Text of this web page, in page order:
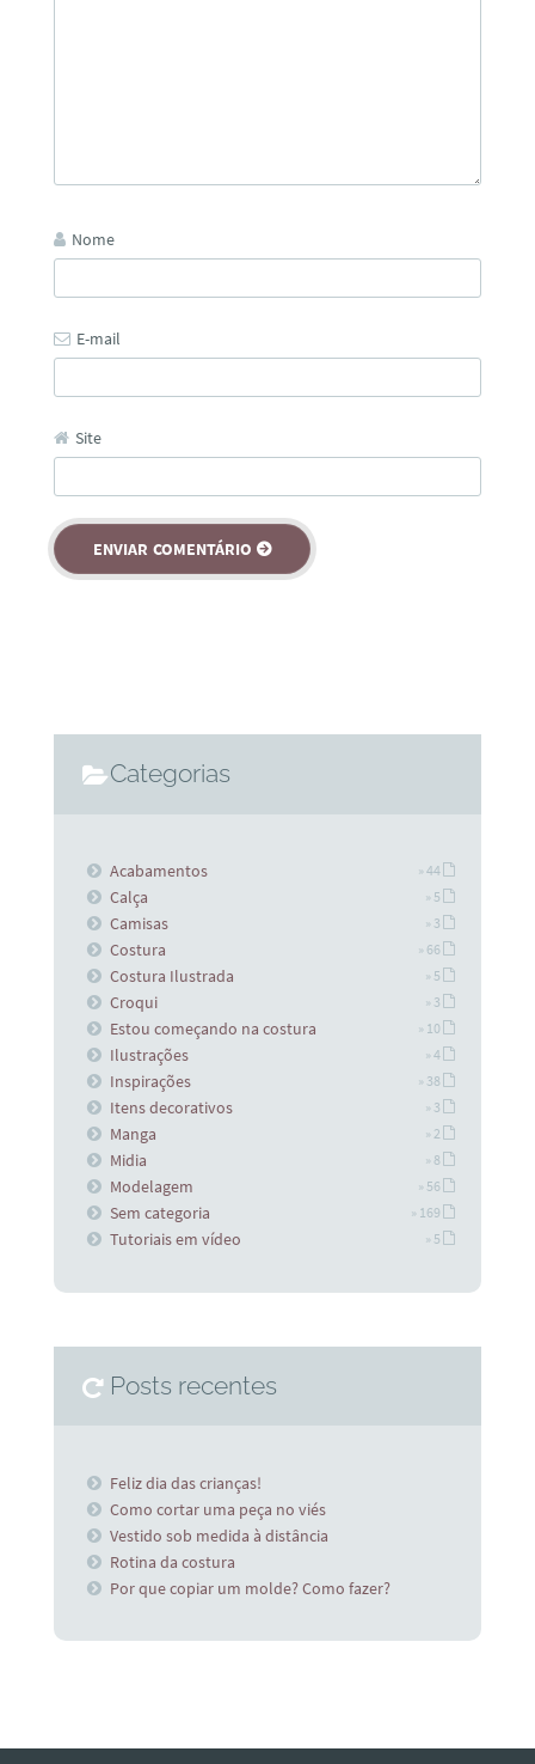
Nome
E-mail
Site
Categorias
Acabamentos » 44
Calça » 5
Camisas » 3
Costura » 66
Costura Ilustrada » 5
Croqui » 3
Estou começando na costura » 10
Ilustrações » 4
Inspirações » 38
Itens decorativos » 3
Manga » 2
Midia » 8
Modelagem » 56
Sem categoria » 169
Tutoriais em vídeo » 5
Posts recentes
Feliz dia das crianças!
Como cortar uma peça no viés
Vestido sob medida à distância
Rotina da costura
Por que copiar um molde? Como fazer?